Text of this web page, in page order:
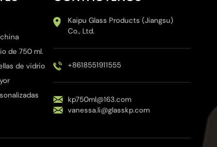
de 750 ml.
de vidrio
Kaipu Glass Products (Jiangsu)
Co., Ltd.
+8618551911555
kp750ml@163.com
vanessa.li@glasskp.com